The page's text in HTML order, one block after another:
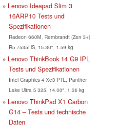
Lenovo Ideapad Slim 3
16ARP10 Tests und
Spezifikationen
Radeon 660M, Rembrandt (Zen 3+)
R5 7535HS, 15.30", 1.59 kg
Lenovo ThinkBook 14 G9 IPL
Tests und Spezifikationen
Intel Graphics 4 Xe3 PTL, Panther
Lake Ultra 5 325, 14.00", 1.36 kg
Lenovo ThinkPad X1 Carbon
G14 – Tests und technische
Daten